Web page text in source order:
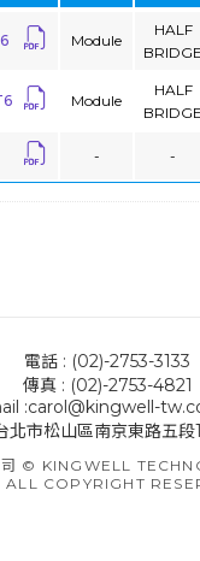
Module
HALF
BRIDGE
Module
HALF
BRIDGE
- -
電話 : (02)-2753-3133
傳真 : (02)-2753-4821
:carol@kingwell-
北市松山區南京東路五段
司 © KINGWELL
COPYRIGHT